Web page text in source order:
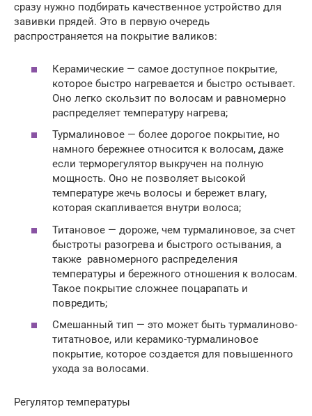
сразу нужно подбирать качественное устройство для
завивки прядей. Это в первую очередь
распространяется на покрытие валиков:
Керамические — самое доступное покрытие,
которое быстро нагревается и быстро остывает.
Оно легко скользит по волосам и равномерно
распределяет температуру нагрева;
Турмалиновое — более дорогое покрытие, но
намного бережнее относится к волосам, даже
если терморегулятор выкручен на полную
мощность. Оно не позволяет высокой
температуре жечь волосы и бережет влагу,
которая скапливается внутри волоса;
Титановое — дороже, чем турмалиновое, за счет
быстроты разогрева и быстрого остывания, а
также равномерного распределения
температуры и бережного отношения к волосам.
Такое покрытие сложнее поцарапать и
повредить;
Смешанный тип — это может быть турмалиново-
титатновое, или керамико-турмалиновое
покрытие, которое создается для повышенного
ухода за волосами.
Регулятор температуры